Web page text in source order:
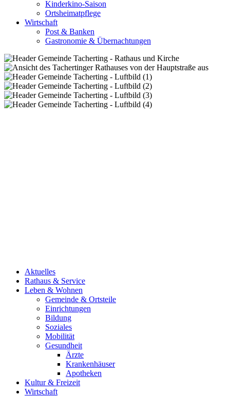
Kinderkino-Saison
Ortsheimatpflege
Wirtschaft
Post & Banken
Gastronomie & Übernachtungen
Aktuelles
Rathaus & Service
Leben & Wohnen
Gemeinde & Ortsteile
Einrichtungen
Bildung
Soziales
Mobilität
Gesundheit
Ärzte
Krankenhäuser
Apotheken
Kultur & Freizeit
Wirtschaft